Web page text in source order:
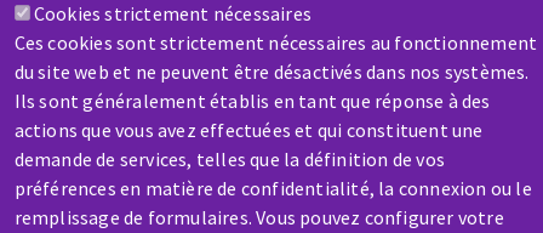
Cookies strictement nécessaires
Ces cookies sont strictement nécessaires au fonctionnement
du site web et ne peuvent être désactivés dans nos systèmes.
Ils sont généralement établis en tant que réponse à des
actions que vous avez effectuées et qui constituent une
demande de services, telles que la définition de vos
préférences en matière de confidentialité, la connexion ou le
remplissage de formulaires. Vous pouvez configurer votre
SAV / RÉPARATION
Une machine cassée ? En panne ?